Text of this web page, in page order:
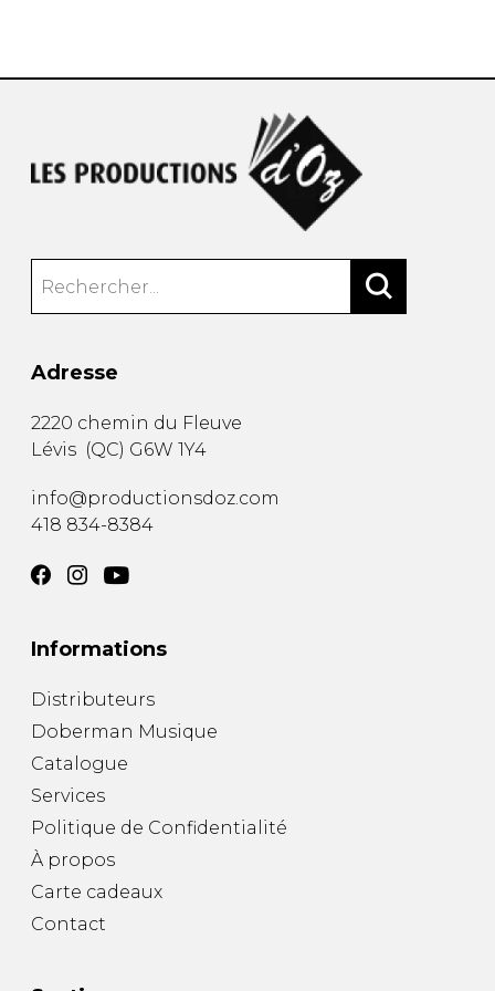
Adresse
2220 chemin du Fleuve
Lévis (QC) G6W 1Y4
info@productionsdoz.com
418 834-8384
Informations
Distributeurs
Doberman Musique
Catalogue
Services
Politique de Confidentialité
À propos
Carte cadeaux
Contact